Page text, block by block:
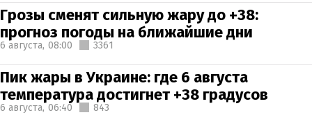
Грозы сменят сильную жару до +38:
прогноз погоды на ближайшие дни
6 августа, 08:00 3361
Пик жары в Украине: где 6 августа
температура достигнет +38 градусов
6 августа, 06:40 843